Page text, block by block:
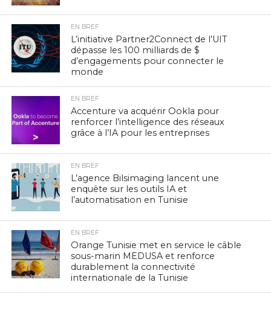
EN BREF
L’initiative Partner2Connect de l’UIT
dépasse les 100 milliards de $
d’engagements pour connecter le
monde
EN BREF
Accenture va acquérir Ookla pour
renforcer l’intelligence des réseaux
grâce à l’IA pour les entreprises
EN BREF
L’agence Bilsimaging lancent une
enquête sur les outils IA et
l’automatisation en Tunisie
EN BREF
Orange Tunisie met en service le câble
sous-marin MEDUSA et renforce
durablement la connectivité
internationale de la Tunisie